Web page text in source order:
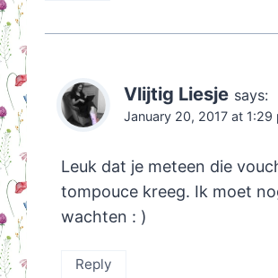
Vlijtig Liesje says:
January 20, 2017 at 1:29
Leuk dat je meteen die
tompouce kreeg. Ik moet
wachten : )
Reply